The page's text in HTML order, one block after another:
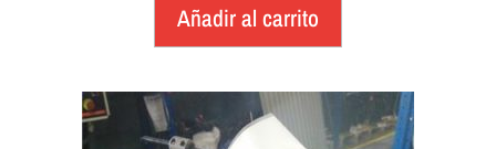
Añadir al carrito